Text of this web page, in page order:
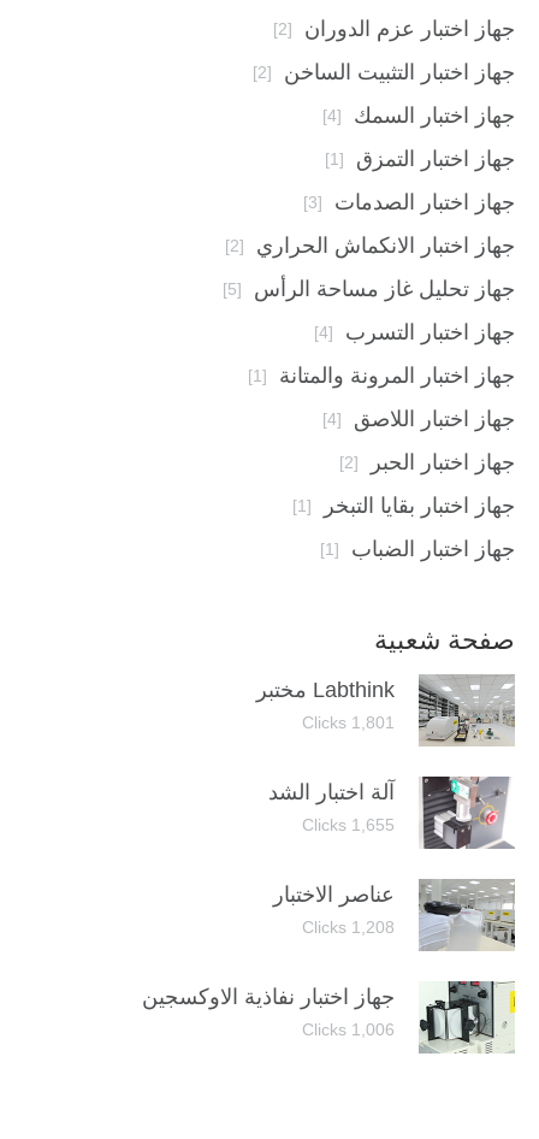
جهاز اختبار عزم الدوران [2]
جهاز اختبار التثبيت الساخن [2]
جهاز اختبار السمك [4]
جهاز اختبار التمزق [1]
جهاز اختبار الصدمات [3]
جهاز اختبار الانكماش الحراري [2]
جهاز تحليل غاز مساحة الرأس [5]
جهاز اختبار التسرب [4]
جهاز اختبار المرونة والمتانة [1]
جهاز اختبار اللاصق [4]
جهاز اختبار الحبر [2]
جهاز اختبار بقايا التبخر [1]
جهاز اختبار الضباب [1]
صفحة شعبية
Labthink مختبر
1,801 Clicks
آلة اختبار الشد
1,655 Clicks
عناصر الاختبار
1,208 Clicks
جهاز اختبار نفاذية الاوكسجين
1,006 Clicks